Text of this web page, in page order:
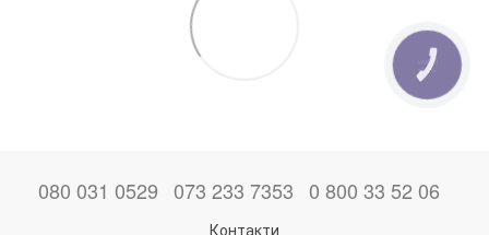
080 031 0529 073 233 7353 0 800 33 52 06
Контакти
КНОПКА
ЗВ'ЯЗКУ